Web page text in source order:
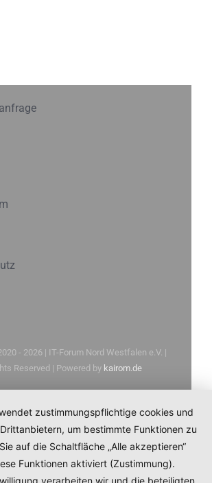
- 2026 | IT-Forum Nord Westfalen e.V. |
Reserved | Powered by kairom.de
zustimmungspflichtige cookies und
um bestimmte Funktionen zu
auf die Schaltfläche „Alle akzeptieren“
Funktionen aktiviert (Zustimmung).
verarbeiten wir und die beteiligten